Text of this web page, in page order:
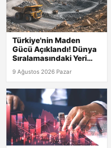
Türkiye'nin Maden
Gücü Açıklandı! Dünya
Sıralamasındaki Yeri
Şaşırtıyor!
9 Ağustos 2026 Pazar